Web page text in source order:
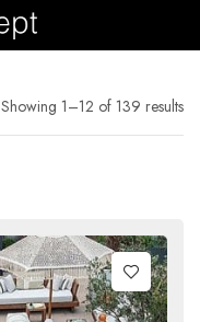
Showing 1–12 of 139 results